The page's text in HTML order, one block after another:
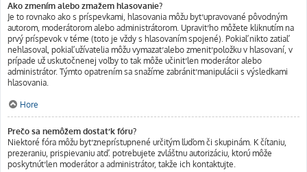
Ako zmením alebo zmažem hlasovanie?
Je to rovnako ako s príspevkami, hlasovania môžu byť upravované pôvodným
autorom, moderátorom alebo administrátorom. Upraviť ho môžete kliknutím na
prvý príspevok v téme (toto je vždy s hlasovaním spojené). Pokiaľ nikto zatiaľ
nehlasoval, pokiaľ užívatelia môžu vymazať alebo zmeniť položku v hlasovaní, v
prípade už uskutočnenej voľby to tak môže učiniť len moderátor alebo
administrátor. Týmto opatrením sa snažíme zabrániť manipulácii s výsledkami
hlasovania.
Hore
Prečo sa nemôžem dostať k fóru?
Niektoré fóra môžu byť zneprístupnené určitým ľuďom či skupinám. K čítaniu,
prezeraniu, prispievaniu atď. potrebujete zvláštnu autorizáciu, ktorú môže
poskytnúť len moderátor a administrátor, takže ich kontaktujte.